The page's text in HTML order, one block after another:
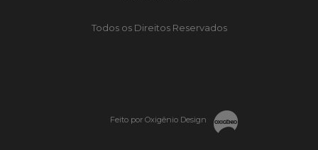
Todos os Direitos Reservados
Feito por Oxigênio Design